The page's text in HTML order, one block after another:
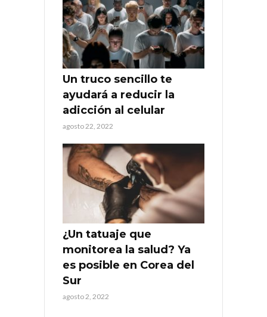
Un truco sencillo te
ayudará a reducir la
adicción al celular
agosto 22, 2022
¿Un tatuaje que
monitorea la salud? Ya
es posible en Corea del
Sur
agosto 2, 2022